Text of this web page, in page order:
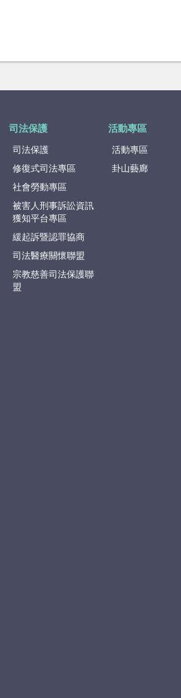
司法保護
司法保護
修復式司法專區
社會勞動專區
被害人刑事訴訟資訊
獲知平台專區
緩起訴暨認罪協商
司法醫療關懷聯盟
宗教慈善司法保護聯
盟
活動專區
活動專區
卦山藝廊